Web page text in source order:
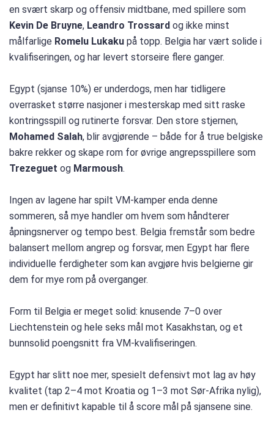
en svært skarp og offensiv midtbane, med spillere som
Kevin De Bruyne, Leandro Trossard og ikke minst
målfarlige Romelu Lukaku på topp. Belgia har vært solide i
kvalifiseringen, og har levert storseire flere ganger.
Egypt (sjanse 10%) er underdogs, men har tidligere
overrasket større nasjoner i mesterskap med sitt raske
kontringsspill og rutinerte forsvar. Den store stjernen,
Mohamed Salah, blir avgjørende – både for å true belgiske
bakre rekker og skape rom for øvrige angrepsspillere som
Trezeguet og Marmoush.
Ingen av lagene har spilt VM-kamper enda denne
sommeren, så mye handler om hvem som håndterer
åpningsnerver og tempo best. Belgia fremstår som bedre
balansert mellom angrep og forsvar, men Egypt har flere
individuelle ferdigheter som kan avgjøre hvis belgierne gir
dem for mye rom på overganger.
Form til Belgia er meget solid: knusende 7–0 over
Liechtenstein og hele seks mål mot Kasakhstan, og et
bunnsolid poengsnitt fra VM-kvalifiseringen.
Egypt har slitt noe mer, spesielt defensivt mot lag av høy
kvalitet (tap 2–4 mot Kroatia og 1–3 mot Sør-Afrika nylig),
men er definitivt kapable til å score mål på sjansene sine.